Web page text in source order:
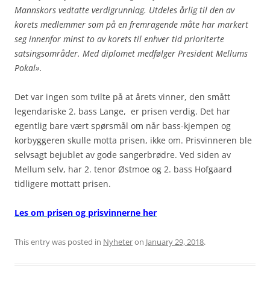
Mannskors vedtatte verdigrunnlag. Utdeles årlig til den av
korets medlemmer som på en fremragende måte har markert
seg innenfor minst to av korets til enhver tid prioriterte
satsingsområder. Med diplomet medfølger President Mellums
Pokal».
Det var ingen som tvilte på at årets vinner, den smått
legendariske 2. bass Lange, er prisen verdig. Det har
egentlig bare vært spørsmål om når bass-kjempen og
korbyggeren skulle motta prisen, ikke om. Prisvinneren ble
selvsagt bejublet av gode sangerbrødre. Ved siden av
Mellum selv, har 2. tenor Østmoe og 2. bass Hofgaard
tidligere mottatt prisen.
Les om prisen og prisvinnerne her
This entry was posted in Nyheteron January 29, 2018.